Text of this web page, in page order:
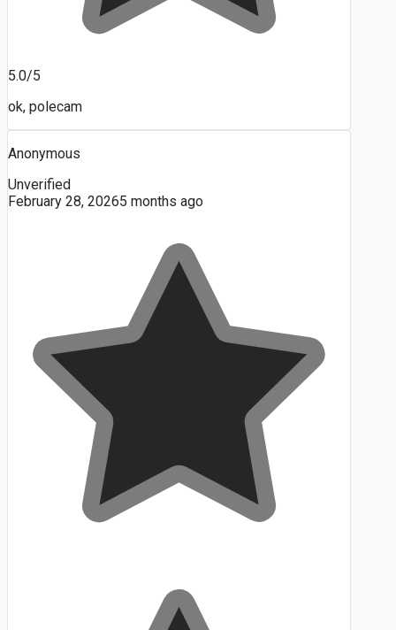
5.0/5
ok, polecam
Anonymous
Unverified
February 28, 20265 months ago